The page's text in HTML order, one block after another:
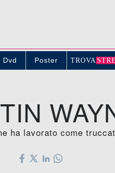
Dvd Poster TROVA
ha lavorato come